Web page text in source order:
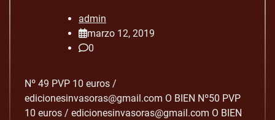
admin
marzo 12, 2019
0
Nº 49 PVP 10 euros /
edicionesinvasoras@gmail.com O BIEN Nº50 PVP
10 euros / edicionesinvasoras@gmail.com O BIEN